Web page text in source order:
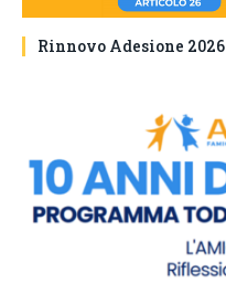
Rinnovo Adesione 2026